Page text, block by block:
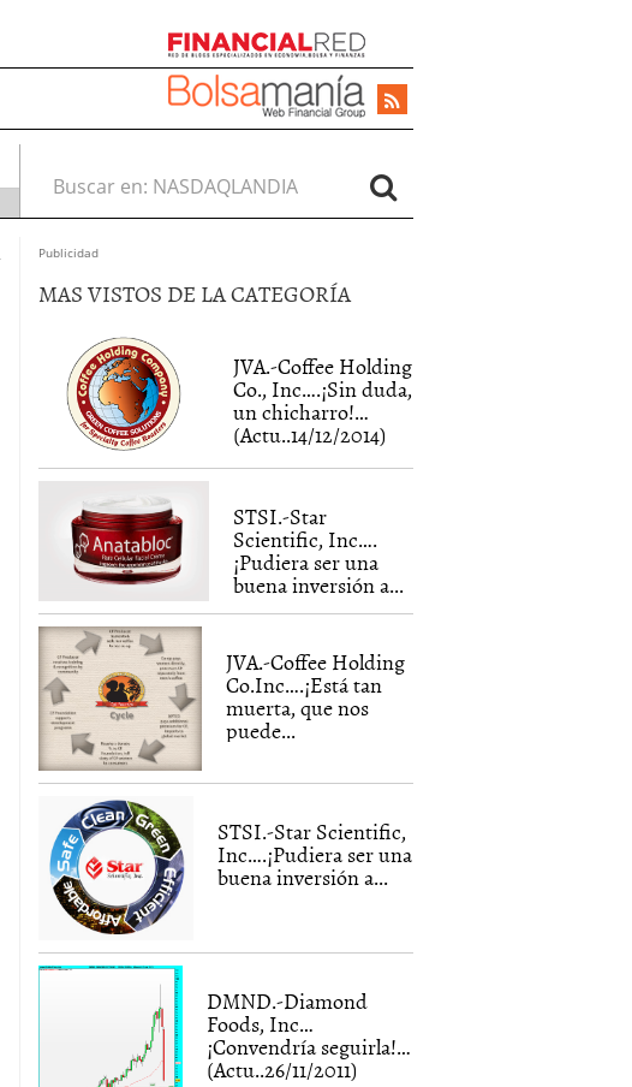
Buscar en:
Publicidad
MAS VISTOS DE LA CATEGORÍA
JVA.-Coffee Holding
Co., Inc….¡Sin duda,
un chicharro!…
(Actu..14/12/2014)
STSI.-Star
Scientific, Inc….
¡Pudiera ser una
buena inversión a...
JVA.-Coffee Holding
Co.Inc….¡Está tan
muerta, que nos
puede...
STSI.-Star Scientific,
Inc….¡Pudiera ser una
buena inversión a...
DMND.-Diamond
Foods, Inc…
¡Convendría seguirla!…
(Actu..26/11/2011)